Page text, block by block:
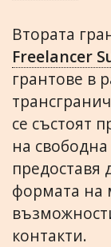
Втората
Freelancer
грантове в
се състоят
на
предоставя
формата на
контакти.